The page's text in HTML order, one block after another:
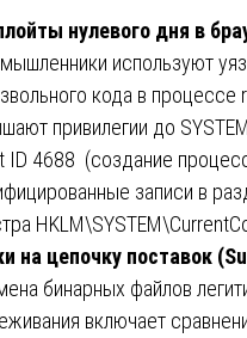
нулевого дня в
используют
кода в
привилегии до
ID 4688 (создание
записи в
на цепочку поставок
бинарных файлов
включает